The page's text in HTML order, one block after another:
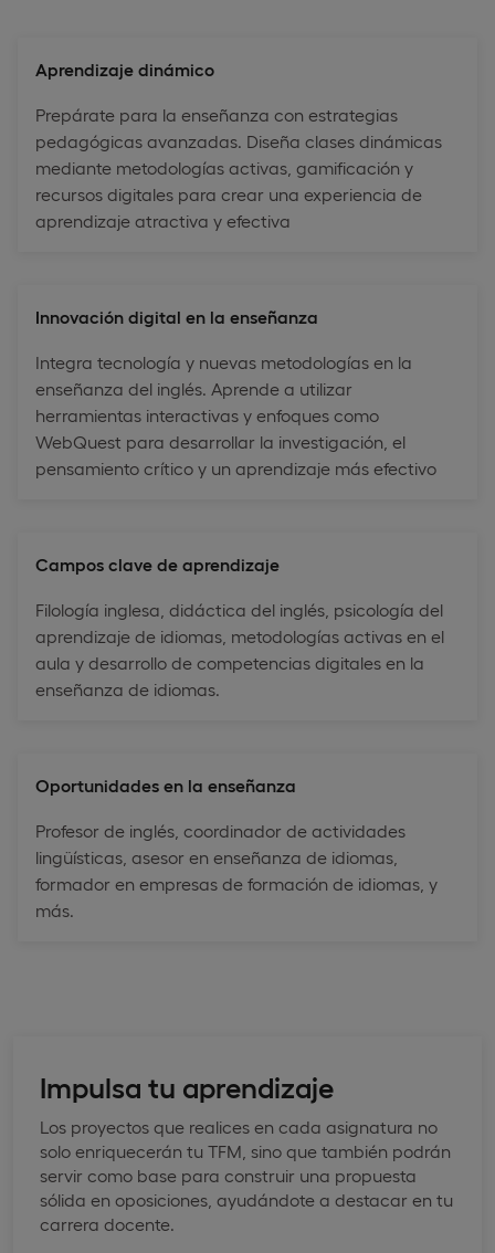
Aprendizaje dinámico
Prepárate para la enseñanza con estrategias
pedagógicas avanzadas. Diseña clases dinámicas
mediante metodologías activas, gamificación y
recursos digitales para crear una experiencia de
aprendizaje atractiva y efectiva
Innovación digital en la enseñanza
Integra tecnología y nuevas metodologías en la
enseñanza del inglés. Aprende a utilizar
herramientas interactivas y enfoques como
WebQuest para desarrollar la investigación, el
pensamiento crítico y un aprendizaje más efectivo
Campos clave de aprendizaje
Filología inglesa, didáctica del inglés, psicología del
aprendizaje de idiomas, metodologías activas en el
aula y desarrollo de competencias digitales en la
enseñanza de idiomas.
Oportunidades en la enseñanza
Profesor de inglés, coordinador de actividades
lingüísticas, asesor en enseñanza de idiomas,
formador en empresas de formación de idiomas, y
más.
Impulsa tu aprendizaje
Los proyectos que realices en cada asignatura no
solo enriquecerán tu TFM, sino que también podrán
servir como base para construir una propuesta
sólida en oposiciones, ayudándote a destacar en tu
carrera docente.